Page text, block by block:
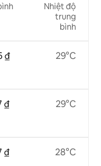
₫
₫
₫
Nhiệt độ
trung
bình
29°C
29°C
28°C